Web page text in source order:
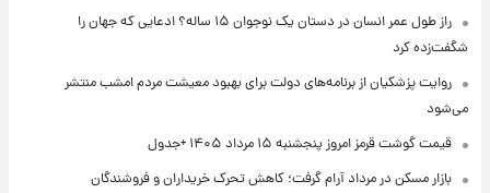
راز طول عمر انسان در دستان یک نوجوان ۱۵ ساله؟ ادعایی که جهان را
شگفت‌زده کرد
روایت پزشکیان از برنامه‌های دولت برای بهبود معیشت مردم امشب منتشر
می‌شود
قیمت گوشت قرمز امروز پنجشنبه ۱۵ مرداد ۱۴۰۵ +جدول
بازار مسکن در مرداد آرام گرفت؛ کاهش تحرک خریداران و فروشندگان